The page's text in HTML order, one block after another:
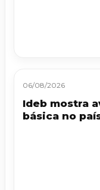
06/08/2026
Ideb mostra
básica no